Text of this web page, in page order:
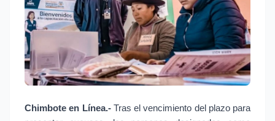
Chimbote en Línea.- Tras el vencimiento del plazo para